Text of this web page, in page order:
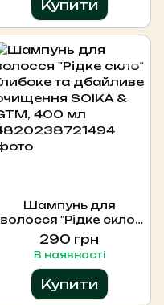
Купити
Шампунь для
волосся "Рідке скло"
Глибоке та дбайливе
очищення SOIKA &
GTM, 400 мл
290 грн
В наявності
Купити